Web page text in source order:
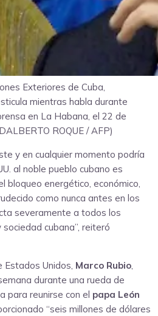
Exteriores de Cuba,
mientras habla durante
en La Habana, el 22 de
ROQUE / AFP)
y en cualquier momento podría
al noble pueblo cubano es
bloqueo energético, económico,
como nunca antes en los
severamente a todos los
cubana”, reiteró
Estados Unidos, Marco Rubio,
durante una rueda de
para reunirse con el papa León
“seis millones de dólares